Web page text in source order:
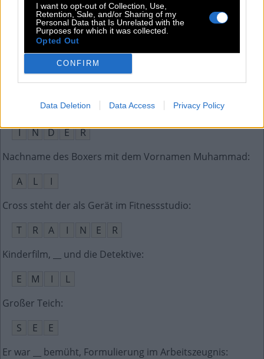
I want to opt-out of Collection, Use,
Retention, Sale, and/or Sharing of my
Personal Data that Is Unrelated with the
Purposes for which it was collected.
Opted Out
CONFIRM
Data Deletion Data Access Privacy Policy
__ Revolution, tschechisches Ereignis im Jahr 1989:
A M T E N
E
Bundesstaat im äußersten Nordosten der USA
M
A I N
E
Aus z. B. Mumbai oder Neu-Delhi stammende Person
I
N D E
R
Nachname des Boxers mit dem Vornamen Muhammad:
A
L
I
Cross steht der als Gerät im Fitnessstudio:
T
R A I N E
R
Kinderfilm, __ und die Detektive:
E
M I
L
Großer Teich:
S
E
E
Er war __ bemüht, Formulierung im Arbeitszeugnis: